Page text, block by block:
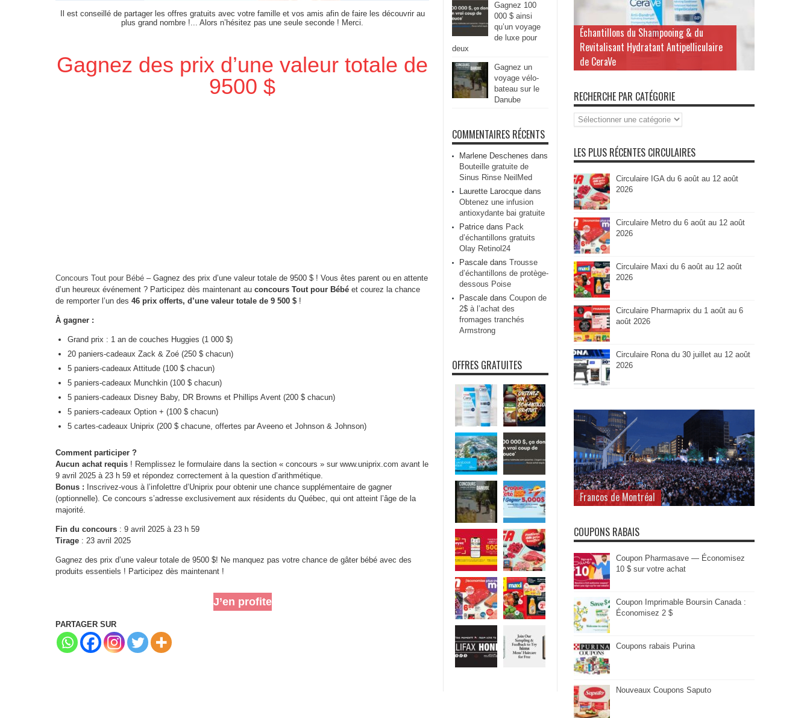
Il est conseillé de partager les offres gratuits avec votre famille et vos amis afin de faire les découvrir au
plus grand nombre !... Alors n’hésitez pas une seule seconde ! Merci.
Gagnez des prix d’une valeur totale de
9500 $
Concours Tout pour Bébé – Gagnez des prix d’une valeur totale de 9500 $ ! Vous êtes parent ou en attente
d’un heureux événement ? Participez dès maintenant au concours Tout pour Bébé et courez la chance
de remporter l’un des 46 prix offerts, d’une valeur totale de 9 500 $ !
À gagner :
Grand prix : 1 an de couches Huggies (1 000 $)
20 paniers-cadeaux Zack & Zoé (250 $ chacun)
5 paniers-cadeaux Attitude (100 $ chacun)
5 paniers-cadeaux Munchkin (100 $ chacun)
5 paniers-cadeaux Disney Baby, DR Browns et Phillips Avent (200 $ chacun)
5 paniers-cadeaux Option + (100 $ chacun)
5 cartes-cadeaux Uniprix (200 $ chacune, offertes par Aveeno et Johnson & Johnson)
Comment participer ?
Aucun achat requis ! Remplissez le formulaire dans la section « concours » sur www.uniprix.com avant le
9 avril 2025 à 23 h 59 et répondez correctement à la question d’arithmétique.
Bonus : Inscrivez-vous à l’infolettre d’Uniprix pour obtenir une chance supplémentaire de gagner
(optionnelle). Ce concours s’adresse exclusivement aux résidents du Québec, qui ont atteint l’âge de la
majorité.
Fin du concours : 9 avril 2025 à 23 h 59
Tirage : 23 avril 2025
Gagnez des prix d’une valeur totale de 9500 $! Ne manquez pas votre chance de gâter bébé avec des
produits essentiels ! Participez dès maintenant !
J’en profite
PARTAGER SUR
Gagnez 100
000 $ ainsi
qu’un voyage
de luxe pour
deux
Gagnez un
voyage vélo-
bateau sur le
Danube
COMMENTAIRES RÉCENTS
Marlene Deschenes dans
Bouteille gratuite de
Sinus Rinse NeilMed
Laurette Larocque dans
Obtenez une infusion
antioxydante bai gratuite
Patrice dans Pack
d’échantillons gratuits
Olay Retinol24
Pascale dans Trousse
d’échantillons de protège-
dessous Poise
Pascale dans Coupon de
2$ à l’achat des
fromages tranchés
Armstrong
OFFRES GRATUITES
Échantillons du Shampooing & du
Revitalisant Hydratant Antipelliculaire
de CeraVe
RECHERCHE PAR CATÉGORIE
Recherche
par
LES PLUS RÉCENTES CIRCULAIRES
Circulaire IGA du 6 août au 12 août
2026
Circulaire Metro du 6 août au 12 août
2026
Circulaire Maxi du 6 août au 12 août
2026
Circulaire Pharmaprix du 1 août au 6
août 2026
Circulaire Rona du 30 juillet au 12 août
2026
Francos de Montréal
COUPONS RABAIS
Coupon Pharmasave — Économisez
10 $ sur votre achat
Coupon Imprimable Boursin Canada :
Économisez 2 $
Coupons rabais Purina
Nouveaux Coupons Saputo